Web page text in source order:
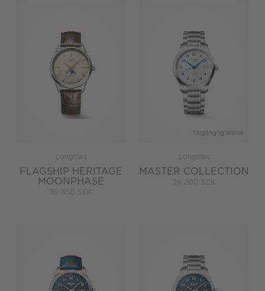
Longines
FLAGSHIP HERITAGE
MOONPHASE
39 850 SEK
Tillgänglig online
Longines
MASTER COLLECTION
29 200 SEK